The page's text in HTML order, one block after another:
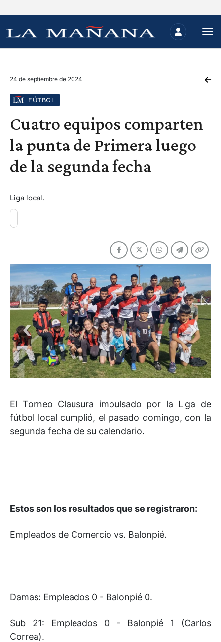
24 de septiembre de 2024
FÚTBOL
Cuatro equipos comparten
la punta de Primera luego
de la segunda fecha
Liga local.
El Torneo Clausura impulsado por la Liga de
fútbol local cumplió, el pasado domingo, con la
segunda fecha de su calendario.
Estos son los resultados que se registraron:
Empleados de Comercio vs. Balonpié.
Damas: Empleados 0 - Balonpié 0.
Sub 21: Empleados 0 - Balonpié 1 (Carlos
Correa).